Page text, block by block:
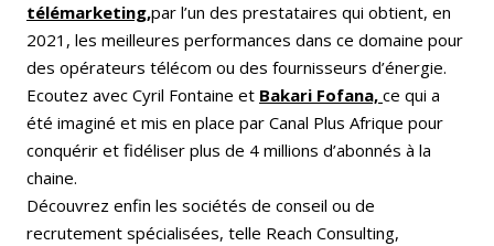
télémarketing,par l’un des prestataires qui obtient, en
2021, les meilleures performances dans ce domaine pour
des opérateurs télécom ou des fournisseurs d’énergie.
Ecoutez avec Cyril Fontaine et Bakari Fofana, ce qui a
été imaginé et mis en place par Canal Plus Afrique pour
conquérir et fidéliser plus de 4 millions d’abonnés à la
chaine.
Découvrez enfin les sociétés de conseil ou de
recrutement spécialisées, telle Reach Consulting,